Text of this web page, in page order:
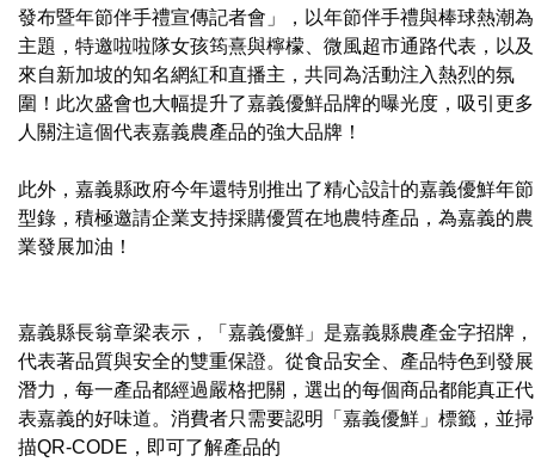
發布暨年節伴手禮宣傳記者會」，以年節伴手禮與棒球熱潮為
主題，特邀啦啦隊女孩筠熹與檸檬、微風超市通路代表，以及
來自新加坡的知名網紅和直播主，共同為活動注入熱烈的氛
圍！此次盛會也大幅提升了嘉義優鮮品牌的曝光度，吸引更多
人關注這個代表嘉義農產品的強大品牌！
此外，嘉義縣政府今年還特別推出了精心設計的嘉義優鮮年節
型錄，積極邀請企業支持採購優質在地農特產品，為嘉義的農
業發展加油！
嘉義縣長翁章梁表示，「嘉義優鮮」是嘉義縣農產金字招牌，
代表著品質與安全的雙重保證。從食品安全、產品特色到發展
潛力，每一產品都經過嚴格把關，選出的每個商品都能真正代
表嘉義的好味道。消費者只需要認明「嘉義優鮮」標籤，並掃
描QR-CODE，即可了解產品的